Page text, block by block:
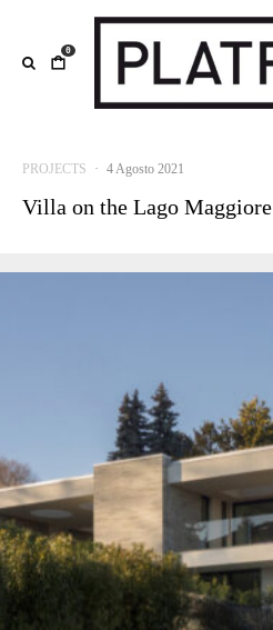
0
PROJECTS · 4 Agosto 2021
Villa on the Lago Maggiore